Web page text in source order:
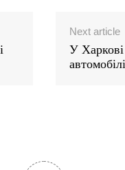
Next article
У Харкові